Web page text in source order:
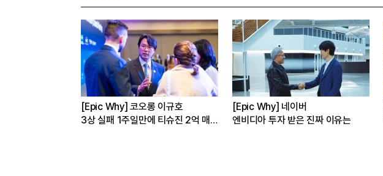
[Epic Why] 코오롱 이규호
3상 실패 1주일만에 티슈진 2억 매
[Epic Why] 네이버
엔비디아 투자 받은 진짜 이유는